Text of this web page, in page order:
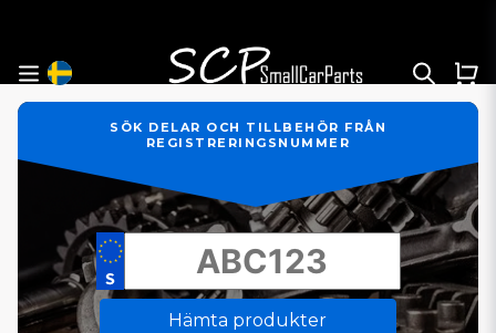
SÖK DELAR OCH TILLBEHÖR FRÅN
REGISTRERINGSNUMMER
Hämta produkter